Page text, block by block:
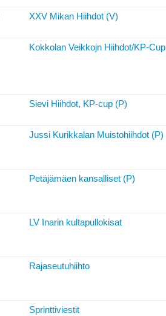
XXV Mikan Hiihdot (V)
Kokkolan Veikkojn Hiihdot/KP-Cup
Sievi Hiihdot, KP-cup (P)
Jussi Kurikkalan Muistohiihdot (P)
Petäjämäen kansalliset (P)
LV Inarin kultapullokisat
Rajaseutuhiihto
Sprinttiviestit